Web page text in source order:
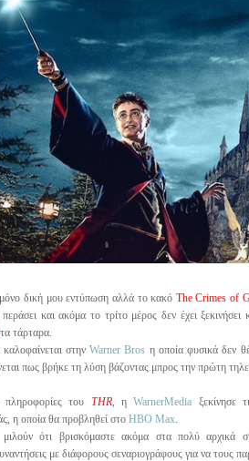
δική μου εντύπωση αλλά το κακό The Crimes of
και ακόμα το τρίτο μέρος δεν έχει
τάρταρα.
στηνWarner Bros η οποία φυσικά δεν
πως βρήκε τη λύση βάζοντας μπρος την πρώτη
του THR, ηWarnerMedia ξεκίνησε
η οποία θα προβληθεί στο HBO Max.
ότι βρισκόμαστε ακόμα στα πολύ αρχικά
με διάφορους σεναριογράφους για να τους